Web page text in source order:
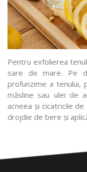
Pentru exfolierea
sare de mare. Pe
profunzime a tenului,
măsline sau ulei de
acneea și cicatricile
drojdie de bere și